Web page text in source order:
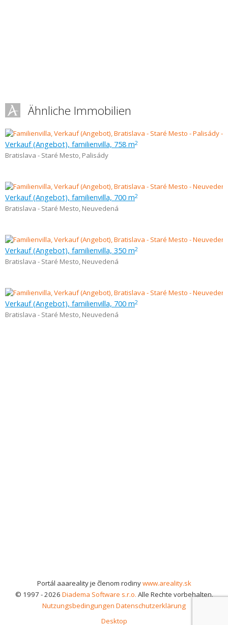
Ähnliche Immobilien
Verkauf (Angebot), familienvilla, 758 m2
Bratislava - Staré Mesto, Palisády
Verkauf (Angebot), familienvilla, 700 m2
Bratislava - Staré Mesto, Neuvedená
Verkauf (Angebot), familienvilla, 350 m2
Bratislava - Staré Mesto, Neuvedená
Verkauf (Angebot), familienvilla, 700 m2
Bratislava - Staré Mesto, Neuvedená
Portál aaareality je členom rodinywww.areality.sk
© 1997 - 2026 Diadema Software s.r.o. Alle Rechte vorbehalten.
Nutzungsbedingungen Datenschutzerklärung
Desktop